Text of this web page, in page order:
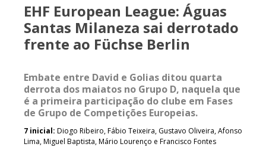
EHF European League: Águas
Santas Milaneza sai derrotado
frente ao Füchse Berlin
Embate entre David e Golias ditou quarta
derrota dos maiatos no Grupo D, naquela que
é a primeira participação do clube em Fases
de Grupo de Competições Europeias.
7 inicial: Diogo Ribeiro, Fábio Teixeira, Gustavo Oliveira, Afonso
Lima, Miguel Baptista, Mário Lourenço e Francisco Fontes